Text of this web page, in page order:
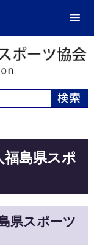
島県スポ
県スポーツ